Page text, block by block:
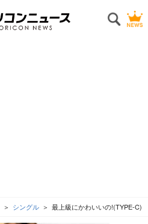
シングル 最上級にかわいいの!(TYPE-C)